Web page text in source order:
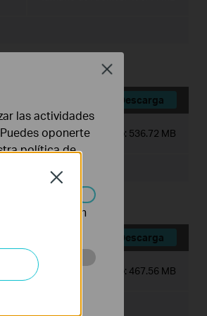
Descarga
Tamaño de Archivo: 536.72 MB
Descarga
Tamaño de Archivo: 467.56 MB
Close
las actividades
oponerte
política de
en
con el fin de
Close